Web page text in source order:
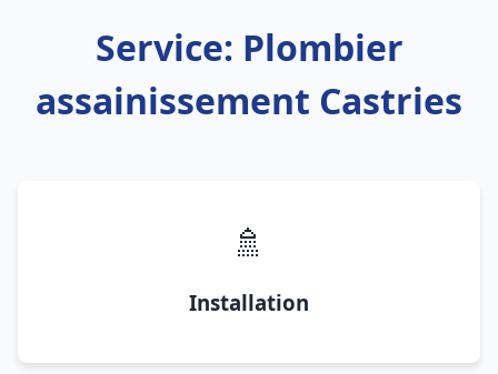
Service: Plombier
assainissement Castries
🚿
Installation